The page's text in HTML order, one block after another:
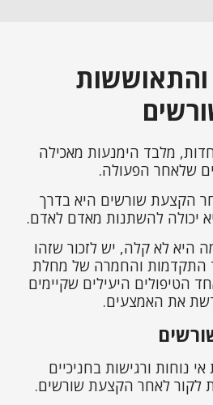
מלבד הימנעות מאכילה
שלאחר הפעולה.
הקצעת שורשים היא בדרך
יכולה להשתנות מאדם לאדם.
היא לא קלה, יש לזכור שזהו
התקדמות והחמרה של מחלת
הטיפולים היעילים שקיימים
את האמצעים.
נוחות ורגישות בחניכיים
לקור לאחר הקצעת שורשים.